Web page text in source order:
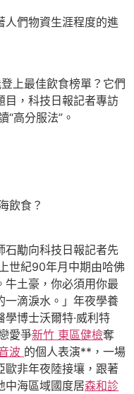
們物資生涯程度的進
上最佳飲食榜單？它們
目，科技日報記者專訪
“高分服法”。
飲食？
勱向科技日報記者先
世紀90年月中期由哈佛
牛土豪，你必須用你最
一滴淚水。」年夜學養
博士沃爾特·威利特
愛爭新竹 東區健檢奪
波 的個人表演**，一場
歐非年夜陸接壤，跟著
中海區域國度居森和診